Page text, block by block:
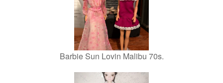
Barbie Sun Lovin Malibu 70s.